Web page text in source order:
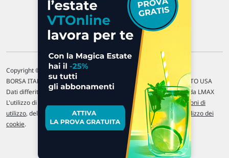
Contattaci
Copyright © 1996-2026 Traderlink Italia s.r.l.
BORSA ITALIANA Quotazioni di borsa differite di 15 min. / MERCATO USA
Dati differiti di 15 min. (fonte Intrinio) / FOREX Quotazioni fornite da LMAX
L'utilizzo di questo sito implica l'accettazione delle nostre Condizioni di
utilizzo, del Disclaimer MAR, delle Politiche sulla privacye dell' Utilizzo dei
cookie.